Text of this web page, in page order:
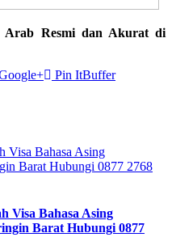
Arab Resmi dan Akurat di
Pin ItBuffer
Visa Bahasa Asing
Barat Hubungi 0877